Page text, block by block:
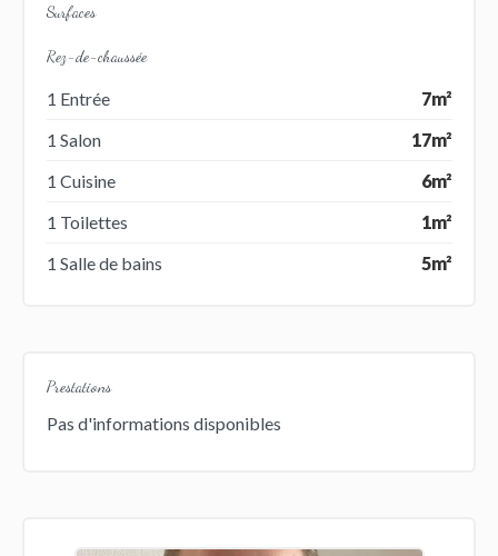
Surfaces
Rez-de-chaussée
1 Entrée
7m²
1 Salon
17m²
1 Cuisine
6m²
1 Toilettes
1m²
1 Salle de bains
5m²
Prestations
Pas d'informations disponibles